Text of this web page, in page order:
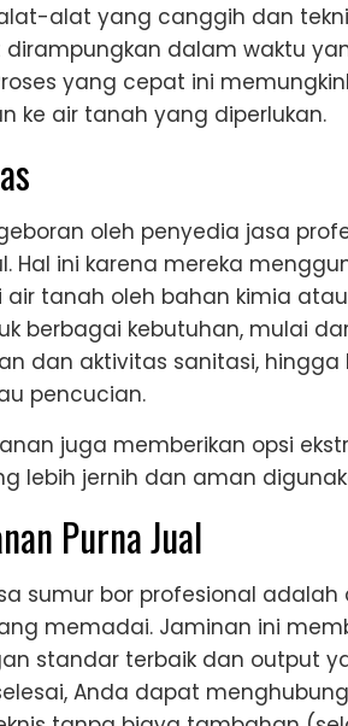
alat yang canggih dan
dalam waktu
yang cepat ini
ke air tanah yang diperlukan.
oleh penyedia jasa
Hal ini karena mereka
tanah oleh bahan kimia atau
berbagai kebutuhan, mulai
dan aktivitas sanitasi, hingga
pencucian.
juga memberikan opsi
lebih jernih dan aman
Purna Jual
sumur bor profesional
memadai. Jaminan ini
standar terbaik dan output
Anda dapat